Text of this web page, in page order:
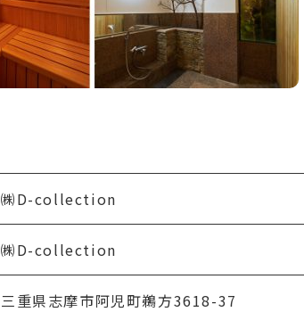
㈱D-collection
㈱D-collection
三重県志摩市阿児町鵜方3618-37